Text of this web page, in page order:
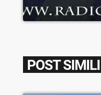
POST SIMILI